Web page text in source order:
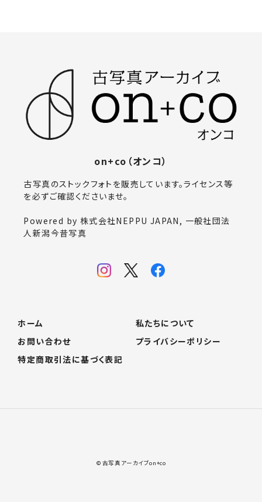
on+co（オンコ）
古写真のストックフォトを販売しています。ライセンス等
を必ずご確認くださいませ。
Powered by 株式会社NEPPU JAPAN, 一般社団法
人新潟今昔写真
ホーム
私たちについて
お問い合わせ
プライバシーポリシー
特定商取引法に基づく表記
© 古写真アーカイブon+co